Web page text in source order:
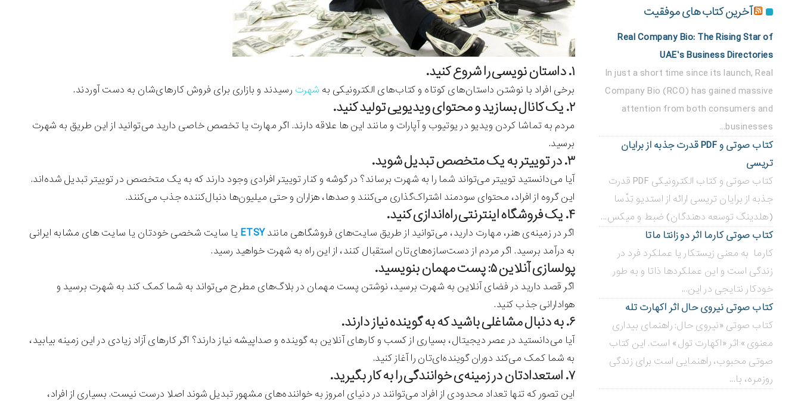
۱. داستان نویسی را شروع کنید.
برخی افراد با نوشتن داستان‌های کوتاه و کتاب‌های الکترونیکی به شهرت رسیدند و بازاری برای فروش کارهای‌شان به دست آوردند.
۲. یک کانال بسازید و محتوای ویدیویی تولید کنید.‍
مردم به تماشا کردن ویدیو در یوتیوب و آپارات و مانند این ها علاقه دارند. اگر مهارت یا تخصص خاصی دارید می‌توانید از این طریق به شهرت
برسید.
۳. در توییتر به یک متخصص تبدیل شوید.
آیا می‌دانستید توییتر می‌تواند شما را به شهرت برساند؟ در گوشه و کنار توییتر افرادی وجود دارند که به یک متخصص در توییتر تبدیل شده‌اند.
این گروه از افراد، محتوای سودمند اشتراک‌گذاری می‌کنند و صدها، هزاران و حتی میلیون‌ها دنبال‌کننده جذب می‌کنند.
۴. یک فروشگاه اینترنتی راه‌اندازی کنید.
اگر در زمینه‌ی هنر، مهارت دارید، می‌توانید از طریق سایت‌های فروشگاهی مانندETSY یا سایت شخصی خودتان یا سایت های مشابه ایرانی
به درآمد برسید. اگر مردم از دست‌سازه‌های‌تان استقبال کنند، از این راه به شهرت خواهید رسید.
پولسازی آنلاین ۵: پست مهمان بنویسید.
اگر قصد دارید در فضای آنلاین به شهرت برسید، نوشتن پست مهمان در بلاگ‌های مطرح می‌تواند به شما کمک کند به شهرت برسید و
هوادارانی جذب کنید.
۶. به دنبال مشاغلی باشید که به گوینده نیاز دارند.
آیا می‌دانستید در عصر دیجیتال، بسیاری از کسب و کارهای آنلاین به گوینده و صداپیشه نیاز دارند؟ اگر کارهای آزاد زیادی در این زمینه بیابید،
به شما کمک می‌کند دوران گوینده‌ای‌تان را آغاز کنید.
۷. استعدادتان در زمینه‌ی خوانندگی را به کار بگیرید.
این تصور که تنها تعداد محدودی از افراد می‌توانند در دنیای امروز به خواننده‌های مشهور تبدیل شوند اصلا درست نیست. بسیاری از افراد،
آخرین کتاب های موفقیت
Real Company Bio: The Rising Star of
UAE’s Business Directories
In just a short time since its launch, Real
Company Bio (RCO) has gained massive
attention from both consumers and
businesses...
کتاب صوتی و PDF قدرت جذبه از برایان
تریسی
کتاب صوتی و کتاب الکترونیکی PDF قدرت
جذبه از برایان تریسی ارائه از استدیو تِدْسا
(هلدینگ توسعه دهندگان) ضبط و میکس...
کتاب صوتی کارما اثر دو زانتا ماتا
کارما به معنی زیستکار یا عملکرد فرد در
زندگی است و این عملکردها ذاتا و به طور
خودکار نتایجی در این...
کتاب صوتی نیروی حال اثر اکهارت تله
کتاب صوتی «نیروی حال: راهنمای بیداری
معنوی» اثر «اکهارت تول» است. این کتاب
صوتی محبوب، راهنمایی است برای زندگی
روزمره، با...